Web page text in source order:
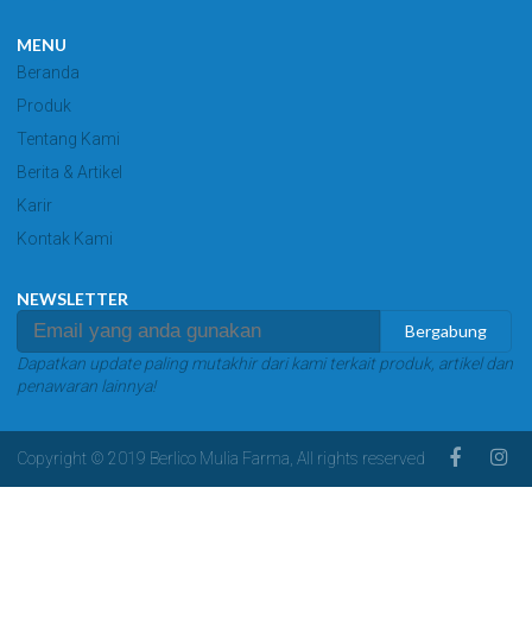
MENU
Beranda
Produk
Tentang Kami
Berita & Artikel
Karir
Kontak Kami
NEWSLETTER
Bergabung
Dapatkan update paling mutakhir dari kami terkait produk, artikel dan
penawaran lainnya!
Copyright © 2019 Berlico Mulia Farma, All rights reserved